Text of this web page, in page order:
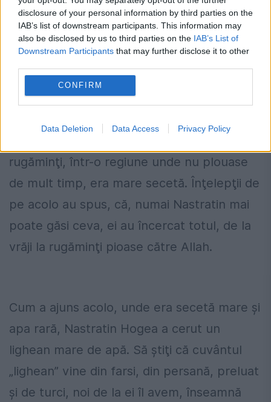
disclosure of your personal information by third parties on the
IAB’s list of downstream participants. This information may
also be disclosed by us to third parties on the IAB’s List of
Downstream Participants that may further disclose it to other
CONFIRM
Data Deletion Data Access Privacy Policy
Și, a doua pildă:
rugăminţi, într-o regiune unde nu plouase
de mult timp, era mare secetă. Înţelepţii de
pe acolo au spus, că, numai Nastratin mai
poate găsi ceva, ei au încercat totul, de la
vrăji la rugăminţi pioase către Allah.
Cum a ajuns acolo, unde era secetă mare şi
apa rară, Nastratin Hogea a cerut un
lighean mare de apă. Să ştiţi că cuvântul
„lighean” vine din farsi, din persană, preluat
şi de turci, noi de la ei îl avem, înseamnă